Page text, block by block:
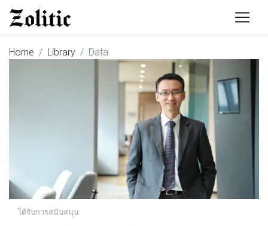
Home Library Data
ได้รับการสนับสนุน